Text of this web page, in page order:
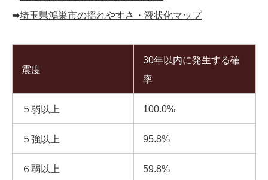
➡︎埼玉県鴻巣市の揺れやすさ・液状化マップ
震度
30年以内に発生する確
率
５弱以上 100.0%
５強以上 95.8%
６弱以上 59.8%